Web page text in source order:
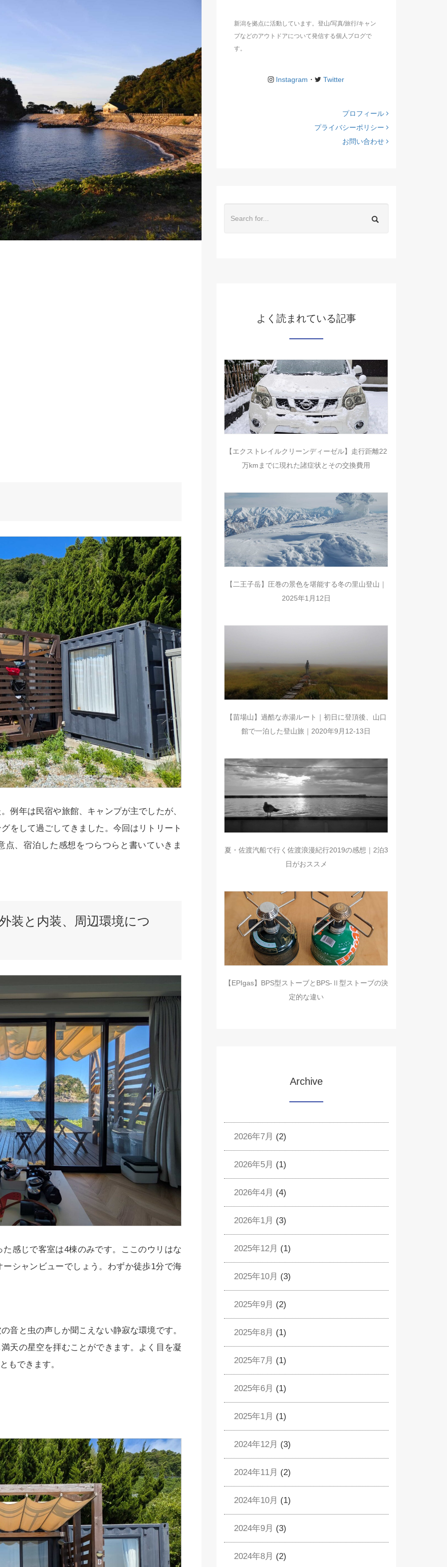
例年は民宿や旅館、キャンプが主でしたが、
をして過ごしてきました。今回はリトリート
、宿泊した感想をつらつらと書いていきま
装と内装、周辺環境につ
感じで客室は4棟のみです。ここのウリはな
シャンビューでしょう。わずか徒歩1分で海
音と虫の声しか聞こえない静寂な環境です。
天の星空を拝むことができます。よく目を凝
もできます。
新潟を拠点に活動しています。登山/写真/旅行/キャン
プなどのアウトドアについて発信する個人ブログで
す。
Instagram ・ Twitter
プロフィール
プライバシーポリシー
お問い合わせ
よく読まれている記事
【エクストレイルクリーンディーゼル】走行距離22
万kmまでに現れた諸症状とその交換費用
【二王子岳】圧巻の景色を堪能する冬の里山登山｜
2025年1月12日
【苗場山】過酷な赤湯ルート｜初日に登頂後、山口
館で一泊した登山旅｜2020年9月12-13日
夏・佐渡汽船で行く佐渡浪漫紀行2019の感想｜2泊3
日がおススメ
【EPIgas】BPS型ストーブとBPS-Ⅱ型ストーブの決
定的な違い
Archive
2026年7月 (2)
2026年5月 (1)
2026年4月 (4)
2026年1月 (3)
2025年12月 (1)
2025年10月 (3)
2025年9月 (2)
2025年8月 (1)
2025年7月 (1)
2025年6月 (1)
2025年1月 (1)
2024年12月 (3)
2024年11月 (2)
2024年10月 (1)
2024年9月 (3)
2024年8月 (2)